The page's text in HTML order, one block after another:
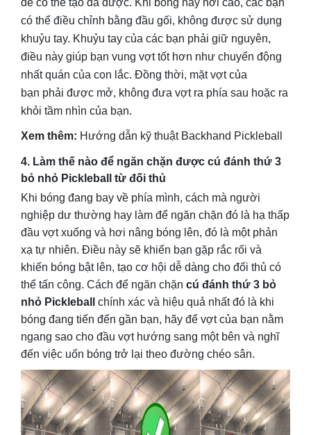
có thể điều chỉnh bằng đầu gối, không được sử dụng
khuỷu tay. Khuỷu tay của các bạn phải giữ nguyên,
điều này giúp bạn vung vợt tốt hơn như chuyển động
nhất quán của con lắc. Đồng thời, mặt vợt của
bạn phải được mở, không đưa vợt ra phía sau hoặc ra
khỏi tầm nhìn của bạn.
Xem thêm: Hướng dẫn kỹ thuật Backhand Pickleball
4. Làm thế nào để ngăn chặn được cú đánh thứ 3
bỏ nhỏ Pickleball từ đối thủ
Khi bóng đang bay về phía mình, cách mà người
nghiệp dư thường hay làm để ngăn chặn đó là hạ thấp
đầu vợt xuống và hơi nâng bóng lên, đó là một phản
xạ tự nhiên. Điều này sẽ khiến bạn gặp rắc rối và
khiến bóng bật lên, tạo cơ hội dễ dàng cho đối thủ có
thể tấn công. Cách để ngăn chặn cú đánh thứ 3 bỏ
nhỏ Pickleball chính xác và hiệu quả nhất đó là khi
bóng đang tiến đến gần bạn, hãy để vợt của bạn nằm
ngang sao cho đầu vợt hướng sang một bên và nghĩ
đến việc uốn bóng trở lại theo đường chéo sân.